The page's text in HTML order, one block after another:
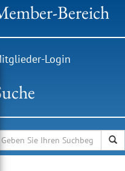
Bereich
Login